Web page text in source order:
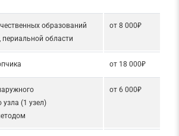
образований
периальной области
от 8 000₽
от 18 000₽
узла (1 узел)
от 6 000₽